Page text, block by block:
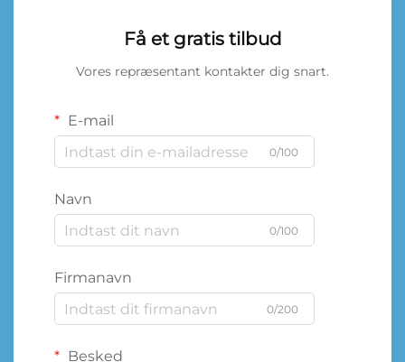
Få et gratis tilbud
Vores repræsentant kontakter dig snart.
E-mail
0/100
Navn
0/100
Firmanavn
0/200
Besked